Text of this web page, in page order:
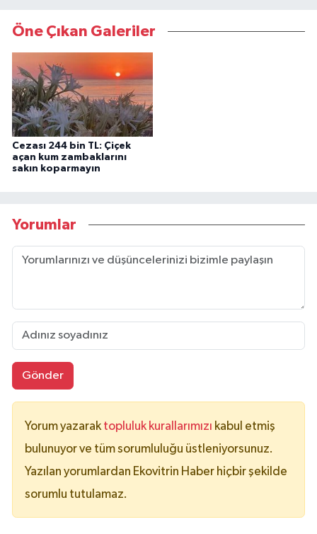
Öne Çıkan Galeriler
Cezası 244 bin TL: Çiçek
açan kum zambaklarını
sakın koparmayın
Yorumlar
Gönder
Yorum yazaraktopluluk kurallarımızı kabul etmiş
bulunuyor ve tüm sorumluluğu üstleniyorsunuz.
Yazılan yorumlardan Ekovitrin Haber hiçbir şekilde
sorumlu tutulamaz.